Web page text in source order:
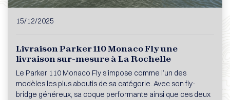
15/12/2025
Livraison Parker 110 Monaco Fly une
livraison sur-mesure à La Rochelle
Le Parker 110 Monaco Fly s’impose comme l’un des
modèles les plus aboutis de sa catégorie. Avec son fly-
bridge généreux, sa coque performante ainsi que ces deux